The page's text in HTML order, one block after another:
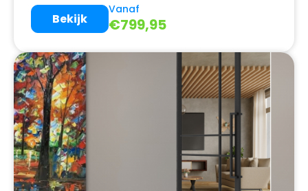
Vanaf
€799,95
Bekijk